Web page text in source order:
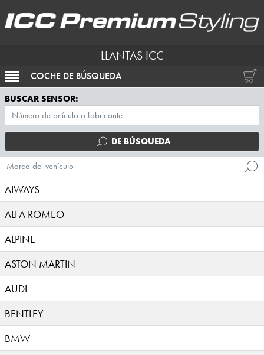
LLANTAS ICC
ACTIVAR NAVEGACIÓN
COCHE DE BÚSQUEDA
BUSCAR SENSOR:
DE BÚSQUEDA
Marca del vehículo
AIWAYS
ALFA ROMEO
ALPINE
ASTON MARTIN
AUDI
BENTLEY
BMW